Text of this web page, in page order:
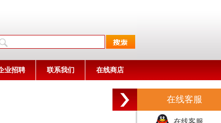
业招聘 联系我们 在线商店
在线客服